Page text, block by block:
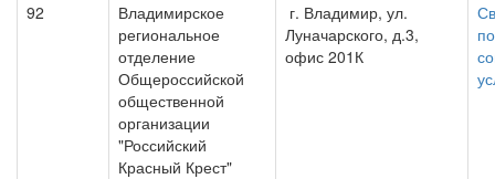
92
Владимирское
региональное
отделение
Общероссийской
общественной
организации
"Российский
Красный Крест"
г. Владимир, ул.
Луначарского, д.3,
офис 201К